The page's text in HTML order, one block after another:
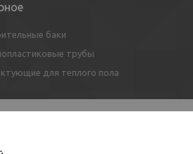
баки
трубы
для теплого пола